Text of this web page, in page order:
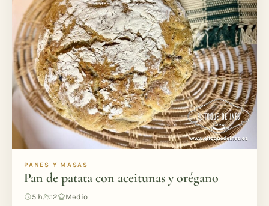
PANES Y MASAS
Pan de patata con aceitunas y orégano
5 h 12 Medio